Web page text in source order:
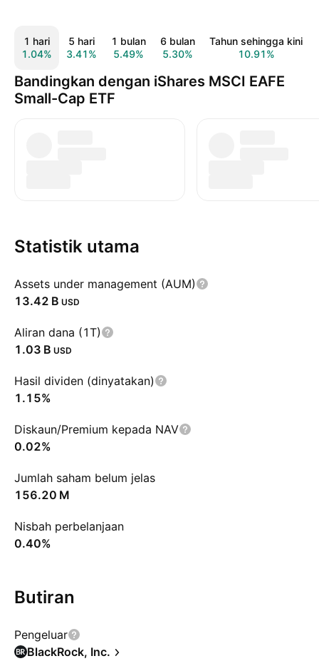
1 hari
1.04%
5 hari
3.41%
1 bulan
5.49%
6 bulan
5.30%
Tahun sehingga kini
10.91%
Bandingkan dengan iShares MSCI EAFE
Small-Cap ETF
Statistik utama
Assets under management (AUM)
‪13.42 B‬ USD
Aliran dana (1T)
‪1.03 B‬ USD
Hasil dividen (dinyatakan)
1.15%
Diskaun/Premium kepada NAV
0.02%
Jumlah saham belum jelas
‪156.20 M‬
Nisbah perbelanjaan
0.40%
Butiran
Pengeluar
BlackRock, Inc.